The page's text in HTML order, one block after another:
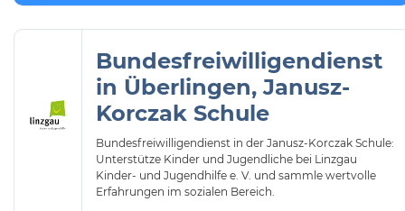
Bundesfreiwilligendienst
in Überlingen, Janusz-
Korczak Schule
Bundesfreiwilligendienst in der Janusz-Korczak Schule:
Unterstütze Kinder und Jugendliche bei Linzgau
Kinder- und Jugendhilfe e. V. und sammle wertvolle
Erfahrungen im sozialen Bereich.